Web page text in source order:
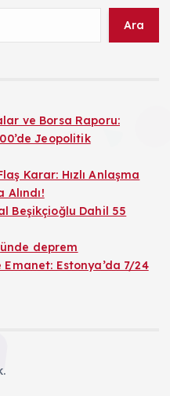
Ara
ve Borsa Raporu:
Jeopolitik
Karar: Hızlı Anlaşma
Alındı!
Beşikçioğlu Dahil 55
deprem
Estonya’da 7/24